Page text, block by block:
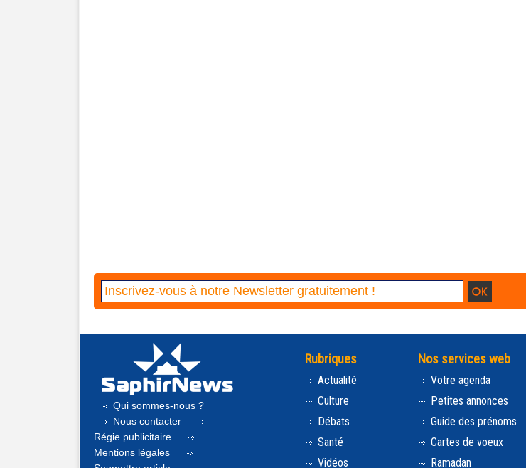
Qui sommes-nous ?
Nous contacter
Régie publicitaire
Mentions légales
Rubriques
Actualité
Culture
Débats
Santé
Vidéos
Nos services web
Votre agenda
Petites annonces
Guide des prénoms
Cartes de voeux
Ramadan